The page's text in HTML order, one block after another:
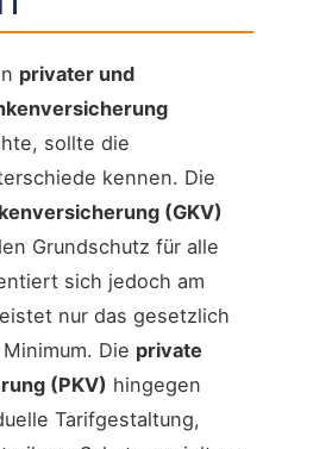
privater und
sollte die
kennen. Die
(GKV)
Grundschutz für alle
sich jedoch am
nur das gesetzlich
Die private
(PKV) hingegen
Tarifgestaltung,